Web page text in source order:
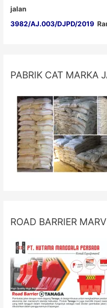
jalan
3982/AJ.003/DJPD/2019
PABRIK CAT MARKA
ROAD BARRIER